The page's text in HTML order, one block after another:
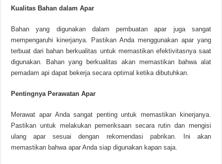
Kualitas Bahan dalam Apar
Bahan yang digunakan dalam pembuatan apar juga sangat
mempengaruhi kinerjanya. Pastikan Anda menggunakan apar yang
terbuat dari bahan berkualitas untuk memastikan efektivitasnya saat
digunakan. Bahan yang berkualitas akan memastikan bahwa alat
pemadam api dapat bekerja secara optimal ketika dibutuhkan.
Pentingnya Perawatan Apar
Merawat apar Anda sangat penting untuk memastikan kinerjanya.
Pastikan untuk melakukan pemeriksaan secara rutin dan mengisi
ulang apar sesuai dengan rekomendasi pabrikan. Ini akan
memastikan bahwa apar Anda siap digunakan kapan saja.